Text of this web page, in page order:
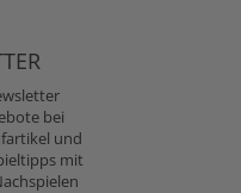
bei
und
mit